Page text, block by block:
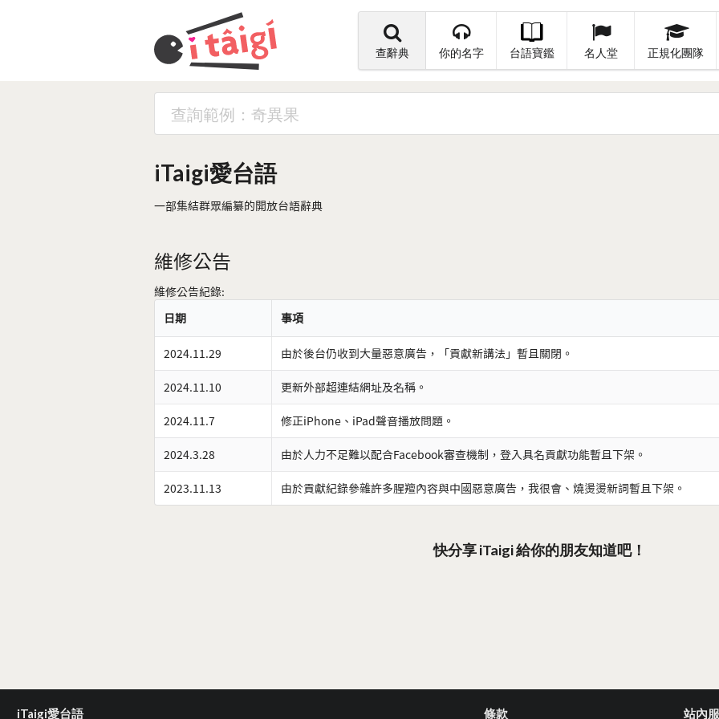
查辭典 你的名字 台語寶鑑 名人堂 正規化團隊
iTaigi愛台語
一部集結群眾編纂的開放台語辭典
維修公告
維修公告紀錄:
日期
事項
2024.11.29 由於後台仍收到大量惡意廣告，「貢獻新講法」暫且關閉。
2024.11.10 更新外部超連結網址及名稱。
2024.11.7 修正iPhone、iPad聲音播放問題。
2024.3.28 由於人力不足難以配合Facebook審查機制，登入具名貢獻功能暫且下架。
2023.11.13 由於貢獻紀錄參雜許多腥羶內容與中國惡意廣告，我很會、燒燙燙新詞暫且下架。
快分享 iTaigi 給你的朋友知道吧！
iTaigi愛台語 條款 站內